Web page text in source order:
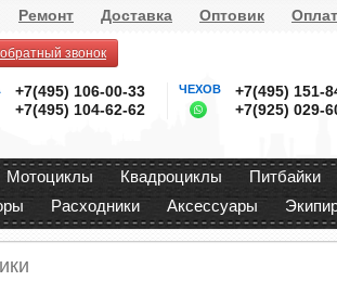
Ремонт Доставка Оптовик
звонок
+7(495) 106-00-33
+7(495) 104-62-62
ЧЕХОВ
+7(495) 151-
+7(925) 029-
Мотоциклы Квадроциклы Питбайки
Расходники Аксессуары